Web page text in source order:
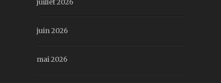
juillet 2026
juin 2026
mai 2026